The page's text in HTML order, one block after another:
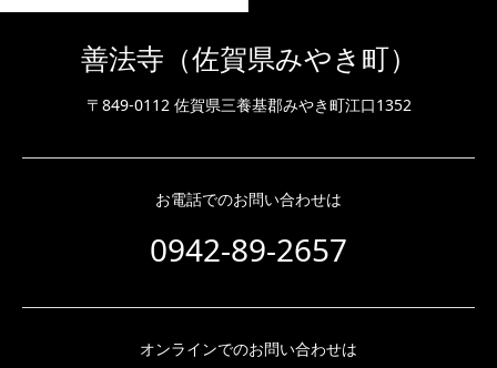
善法寺（佐賀県みやき町）
〒849-0112 佐賀県三養基郡みやき町江口1352
お電話でのお問い合わせは
0942-89-2657
オンラインでのお問い合わせは